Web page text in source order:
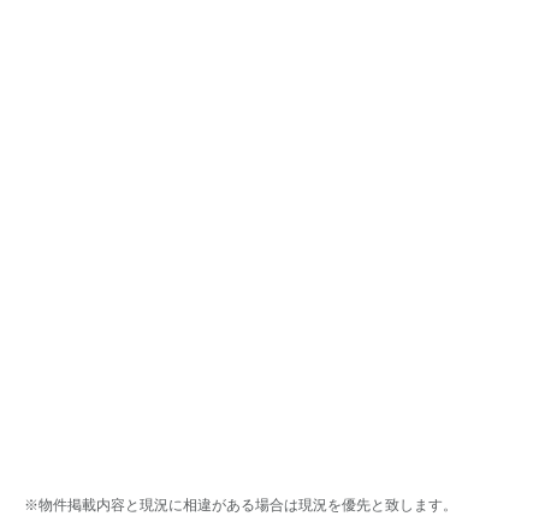
※物件掲載内容と現況に相違がある場合は現況を優先と致します。